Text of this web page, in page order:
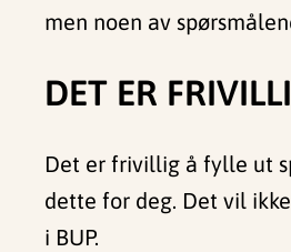
men noen av
DET ER
Det er frivillig å fylle ut
dette for deg. Det vil
i BUP.